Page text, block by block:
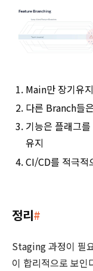
Main만 장기유
다른 Branch들
기능은 플래그
유지
CI/CD를 적극적
정리#
Staging 과정이 필
이 합리적으로 보인